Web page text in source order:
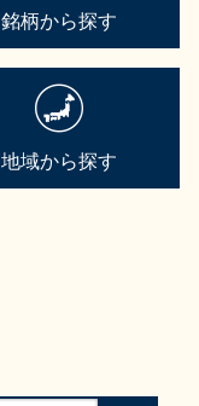
銘柄から探す
地域から探す